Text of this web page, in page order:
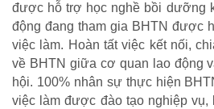
được hỗ trợ học nghề bồi dưỡng
động đang tham gia BHTN được
việc làm. Hoàn tất việc kết nối,
về BHTN giữa cơ quan lao động
hội. 100% nhân sự thực hiện
việc làm được đào tạo nghiệp vụ,